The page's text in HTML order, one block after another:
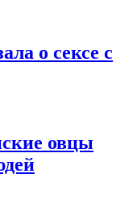
о сексе с
овцы